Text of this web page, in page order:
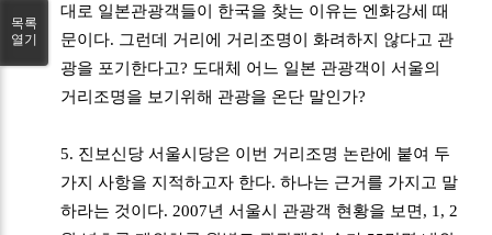
대로 일본관광객들이 한국을 찾는 이유는 엔화강세 때
문이다. 그런데 거리에 거리조명이 화려하지 않다고 관
광을 포기한다고? 도대체 어느 일본 관광객이 서울의
거리조명을 보기위해 관광을 온단 말인가?
5. 진보신당 서울시당은 이번 거리조명 논란에 붙여 두
가지 사항을 지적하고자 한다. 하나는 근거를 가지고 말
하라는 것이다. 2007년 서울시 관광객 현황을 보면, 1, 2
목록
열기